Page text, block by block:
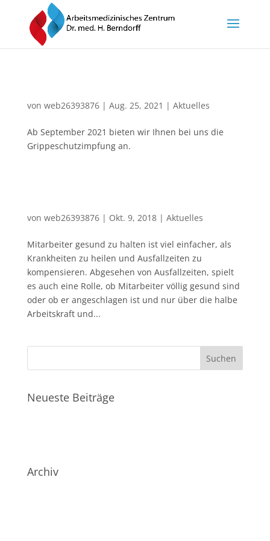
von web26393876| Aug. 25, 2021 | Aktuelles
Ab September 2021 bieten wir Ihnen bei uns die
Grippeschutzimpfung an.
von web26393876| Okt. 9, 2018| Aktuelles
Mitarbeiter gesund zu halten ist viel einfacher, als
Krankheiten zu heilen und Ausfallzeiten zu
kompensieren. Abgesehen von Ausfallzeiten, spielt
es auch eine Rolle, ob Mitarbeiter völlig gesund sind
oder ob er angeschlagen ist und nur über die halbe
Arbeitskraft und...
Neueste Beiträge
Archiv